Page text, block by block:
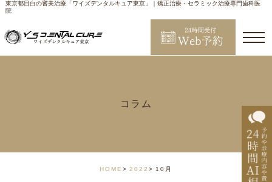
東京都目白の審美治療「ワイズデンタルキュア東京」｜矯正治療・セラミック治療専門歯科医
院
コラム
HOME 2022 10月